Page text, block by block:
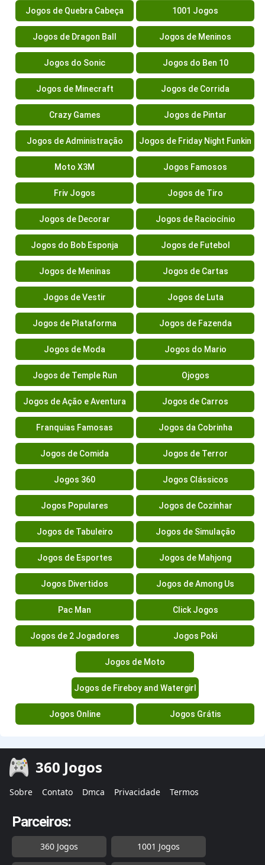
Jogos de Quebra Cabeça 1001 Jogos
Jogos de Dragon Ball Jogos de Meninos
Jogos do Sonic Jogos do Ben 10
Jogos de Minecraft Jogos de Corrida
Crazy Games Jogos de Pintar
Jogos de Administração Jogos de Friday Night Funkin
Moto X3M Jogos Famosos
Friv Jogos Jogos de Tiro
Jogos de Decorar Jogos de Raciocínio
Jogos do Bob Esponja Jogos de Futebol
Jogos de Meninas Jogos de Cartas
Jogos de Vestir Jogos de Luta
Jogos de Plataforma Jogos de Fazenda
Jogos de Moda Jogos do Mario
Jogos de Temple Run Ojogos
Jogos de Ação e Aventura Jogos de Carros
Franquias Famosas Jogos da Cobrinha
Jogos de Comida Jogos de Terror
Jogos 360 Jogos Clássicos
Jogos Populares Jogos de Cozinhar
Jogos de Tabuleiro Jogos de Simulação
Jogos de Esportes Jogos de Mahjong
Jogos Divertidos Jogos de Among Us
Pac Man Click Jogos
Jogos de 2 Jogadores Jogos Poki
Jogos de Moto
Jogos de Fireboy and Watergirl
Jogos Online Jogos Grátis
360 Jogos
Sobre Contato Dmca Privacidade Termos
Parceiros:
360 Jogos 1001 Jogos